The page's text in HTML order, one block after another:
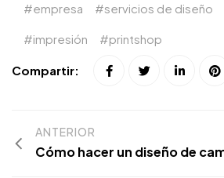
empresa servicios de diseño
impresión printshop
Compartir:
ANTERIOR
Cómo hacer un diseño de